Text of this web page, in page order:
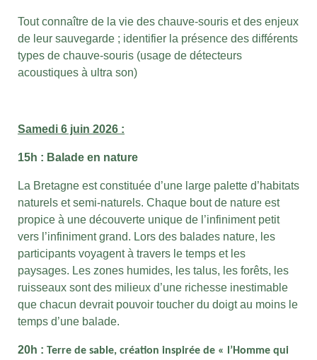
Tout connaître de la vie des chauve-souris et des enjeux
de leur sauvegarde ; identifier la présence des différents
types de chauve-souris (usage de détecteurs
acoustiques à ultra son)
Samedi 6 juin 2026 :
15h : Balade en nature
La Bretagne est constituée d’une large palette d’habitats
naturels et semi-naturels. Chaque bout de nature est
propice à une découverte unique de l’infiniment petit
vers l’infiniment grand. Lors des balades nature, les
participants voyagent à travers le temps et les
paysages. Les zones humides, les talus, les forêts, les
ruisseaux sont des milieux d’une richesse inestimable
que chacun devrait pouvoir toucher du doigt au moins le
temps d’une balade.
20h : Terre de sable, création inspirée de « l’Homme qui